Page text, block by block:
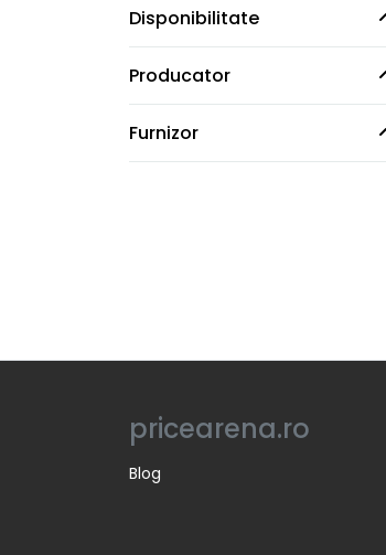
Disponibilitate
Producator
Furnizor
pricearena.ro
Blog